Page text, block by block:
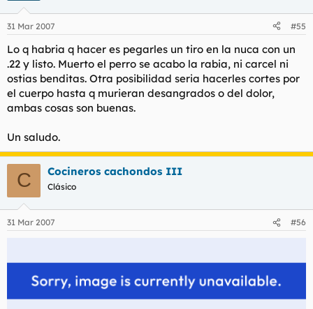
31 Mar 2007 #55
Lo q habria q hacer es pegarles un tiro en la nuca con un
.22 y listo. Muerto el perro se acabo la rabia, ni carcel ni
ostias benditas. Otra posibilidad seria hacerles cortes por
el cuerpo hasta q murieran desangrados o del dolor,
ambas cosas son buenas.
Un saludo.
C Cocineros cachondos III
Clásico
31 Mar 2007 #56